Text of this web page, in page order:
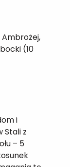
Ambrożej,
(10
i
Stali z
– 5